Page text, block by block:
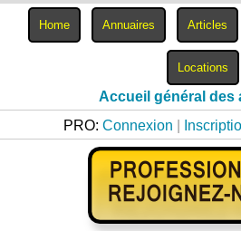
Accueil général des
PRO: Connexion